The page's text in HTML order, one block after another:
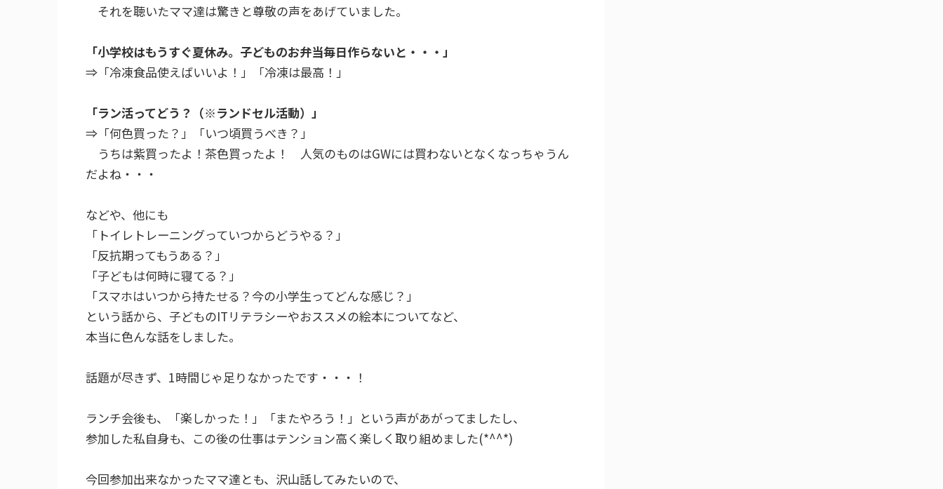
それを聴いたママ達は驚きと尊敬の声をあげていました。
「小学校はもうすぐ夏休み。子どものお弁当毎日作らないと・・・」
⇒「冷凍食品使えばいいよ！」「冷凍は最高！」
「ラン活ってどう？（※ランドセル活動）」
⇒「何色買った？」「いつ頃買うべき？」
うちは紫買ったよ！茶色買ったよ！ 人気のものはGWには買わないとなくなっちゃうん
だよね・・・
などや、他にも
「トイレトレーニングっていつからどうやる？」
「反抗期ってもうある？」
「子どもは何時に寝てる？」
「スマホはいつから持たせる？今の小学生ってどんな感じ？」
という話から、子どものITリテラシーやおススメの絵本についてなど、
本当に色んな話をしました。
話題が尽きず、1時間じゃ足りなかったです・・・！
ランチ会後も、「楽しかった！」「またやろう！」という声があがってましたし、
参加した私自身も、この後の仕事はテンション高く楽しく取り組めました(*^^*)
今回参加出来なかったママ達とも、沢山話してみたいので、